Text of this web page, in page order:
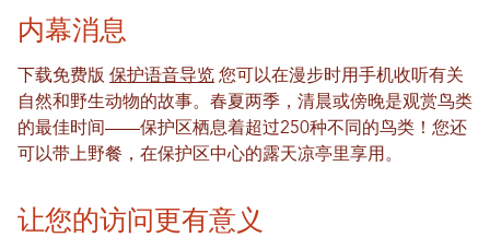
内幕消息
下载免费版 保护语音导览 您可以在漫步时用手机收听有关
自然和野生动物的故事。春夏两季，清晨或傍晚是观赏鸟类
的最佳时间——保护区栖息着超过250种不同的鸟类！您还
可以带上野餐，在保护区中心的露天凉亭里享用。
让您的访问更有意义